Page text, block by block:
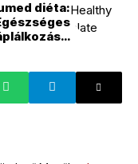
diéta:
a